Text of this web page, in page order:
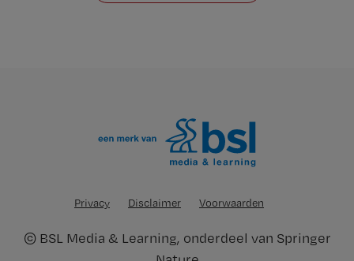
Privacy Disclaimer Voorwaarden
© BSL Media & Learning, onderdeel van Springer